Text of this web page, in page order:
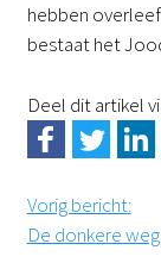
hebben
bestaat het
Deel dit artikel
Vorig bericht:
De donkere